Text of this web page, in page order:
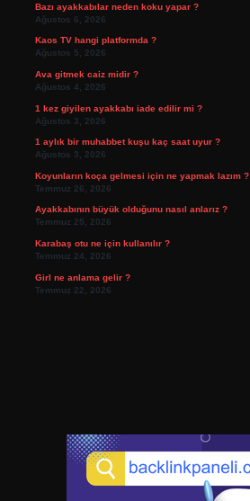
Bazı ayakkabılar neden koku yapar ?
Ağustos 6, 2026
Kaos TV hangi platformda ?
Ağustos 5, 2026
Ava gitmek caiz midir ?
Ağustos 4, 2026
1 kez giyilen ayakkabı iade edilir mi ?
Ağustos 3, 2026
1 aylık bir muhabbet kuşu kaç saat uyur ?
Ağustos 3, 2026
Koyunların koça gelmesi için ne yapmak lazım ?
Temmuz 26, 2026
Ayakkabının büyük olduğunu nasıl anlarız ?
Temmuz 25, 2026
Karabaş otu ne için kullanılır ?
Temmuz 24, 2026
Girl ne anlama gelir ?
Temmuz 22, 2026